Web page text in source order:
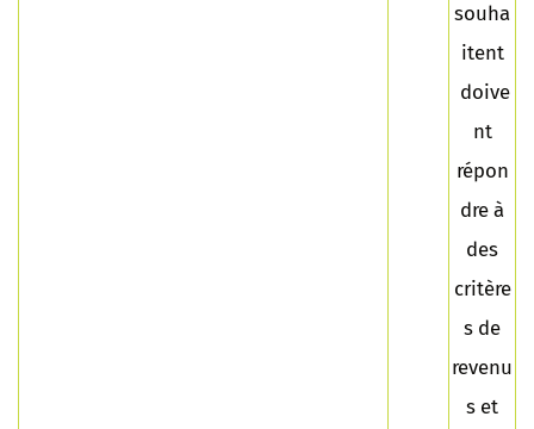
souha
itent
doive
nt
répon
dre à
des
critère
s de
revenu
s et